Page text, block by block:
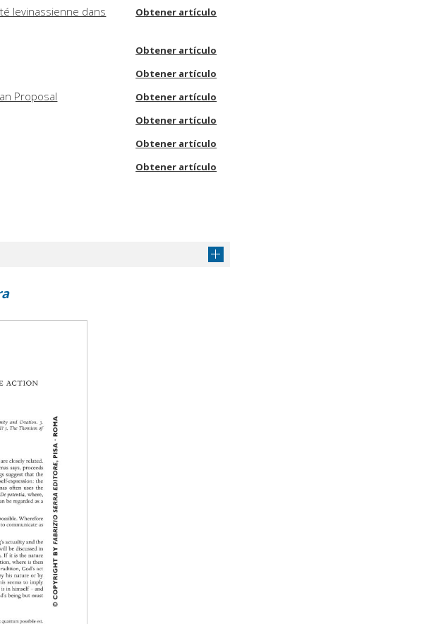
levinassienne dans
Obtener artículo
Obtener artículo
Obtener artículo
Proposal Obtener artículo
Obtener artículo
Obtener artículo
Obtener artículo